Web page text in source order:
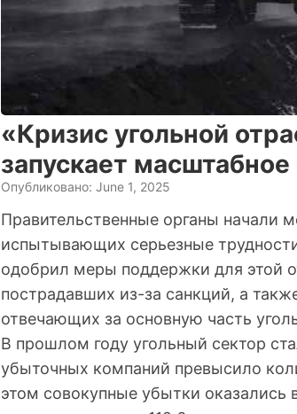
«Кризис угольной
запускает
Опубликовано: June 1, 2025
Правительственные органы начали
испытывающих серьезные
одобрил меры поддержки для этой
пострадавших из-за санкций, а
отвечающих за основную часть
В прошлом году угольный сектор
убыточных компаний превысило
этом совокупные убытки